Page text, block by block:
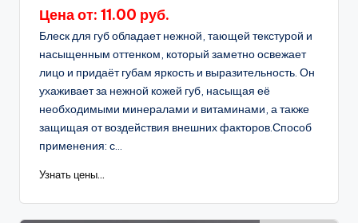
Цена от: 11.00 руб.
Блеск для губ обладает нежной, тающей текстурой и
насыщенным оттенком, который заметно освежает
лицо и придаёт губам яркость и выразительность. Он
ухаживает за нежной кожей губ, насыщая её
необходимыми минералами и витаминами, а также
защищая от воздействия внешних факторов.Способ
применения: с...
Узнать цены...